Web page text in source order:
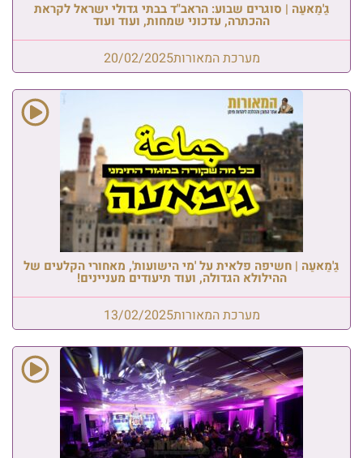
גַ'מַאעַה | סוגרים שבוע: הראב"ד בבתי גדולי ישראל לקראת
ההכתרה, עדכוני שמחות, ועוד ועוד
מערכת המאורות20/02/2025
גַ'מַאעַה | חשיפה פלאית על 'מי הישועות', מאחורי הקלעים של
ההילולא הגדולה, ועוד תיעודים מעניינים!
מערכת המאורות13/02/2025